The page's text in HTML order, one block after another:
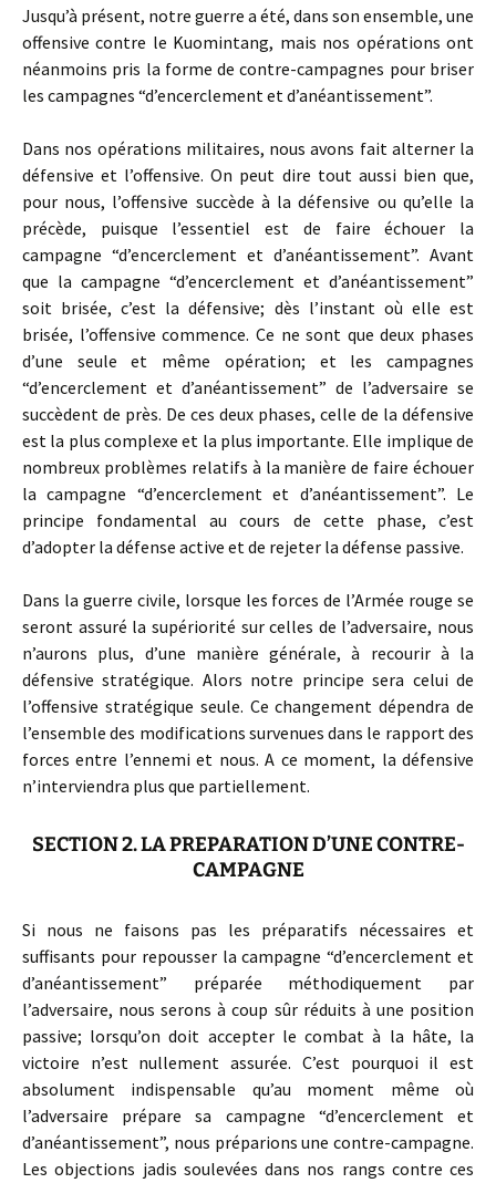
Jusqu’à présent, notre guerre a été, dans son ensemble, une
offensive contre le Kuomintang, mais nos opérations ont
néanmoins pris la forme de contre-campagnes pour briser
les campagnes “d’encerclement et d’anéantissement”.
Dans nos opérations militaires, nous avons fait alterner la
défensive et l’offensive. On peut dire tout aussi bien que,
pour nous, l’offensive succède à la défensive ou qu’elle la
précède, puisque l’essentiel est de faire échouer la
campagne “d’encerclement et d’anéantissement”. Avant
que la campagne “d’encerclement et d’anéantissement”
soit brisée, c’est la défensive; dès l’instant où elle est
brisée, l’offensive commence. Ce ne sont que deux phases
d’une seule et même opération; et les campagnes
“d’encerclement et d’anéantissement” de l’adversaire se
succèdent de près. De ces deux phases, celle de la défensive
est la plus complexe et la plus importante. Elle implique de
nombreux problèmes relatifs à la manière de faire échouer
la campagne “d’encerclement et d’anéantissement”. Le
principe fondamental au cours de cette phase, c’est
d’adopter la défense active et de rejeter la défense passive.
Dans la guerre civile, lorsque les forces de l’Armée rouge se
seront assuré la supériorité sur celles de l’adversaire, nous
n’aurons plus, d’une manière générale, à recourir à la
défensive stratégique. Alors notre principe sera celui de
l’offensive stratégique seule. Ce changement dépendra de
l’ensemble des modifications survenues dans le rapport des
forces entre l’ennemi et nous. A ce moment, la défensive
n’interviendra plus que partiellement.
SECTION 2. LA PREPARATION D’UNE CONTRE-
CAMPAGNE
Si nous ne faisons pas les préparatifs nécessaires et
suffisants pour repousser la campagne “d’encerclement et
d’anéantissement” préparée méthodiquement par
l’adversaire, nous serons à coup sûr réduits à une position
passive; lorsqu’on doit accepter le combat à la hâte, la
victoire n’est nullement assurée. C’est pourquoi il est
absolument indispensable qu’au moment même où
l’adversaire prépare sa campagne “d’encerclement et
d’anéantissement”, nous préparions une contre-campagne.
Les objections jadis soulevées dans nos rangs contre ces